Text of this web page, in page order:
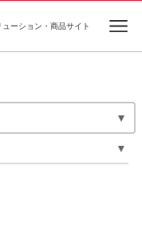
ーション・商品サイト